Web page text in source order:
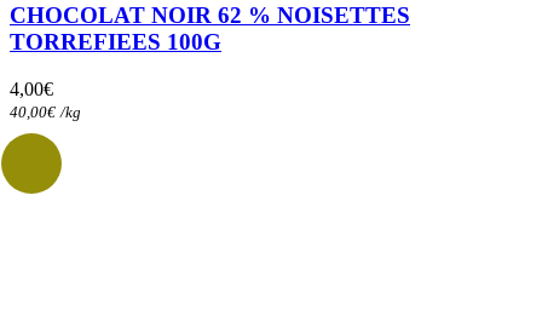
CHOCOLAT NOIR 62 % NOISETTES
TORREFIEES 100G
4,00€
40,00€ /kg